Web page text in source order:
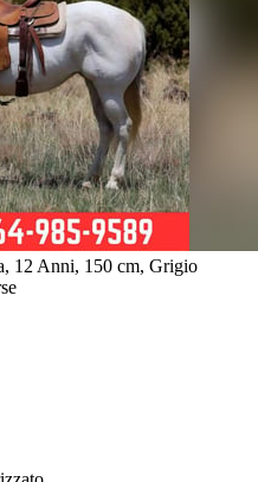
12 Anni, 150 cm, Grigio